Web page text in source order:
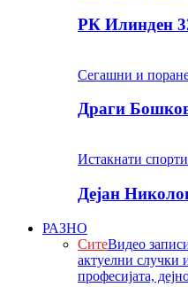
РК Илинден
Сегашни и
Драги
Истакнати
Дејан
РАЗНО
СитеВидео
актуелни случки
професијата,